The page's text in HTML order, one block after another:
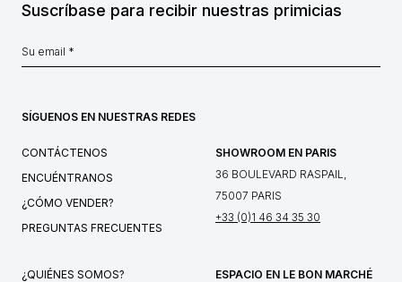
Suscríbase para recibir nuestras primicias
SÍGUENOS EN NUESTRAS REDES
CONTÁCTENOS
ENCUÉNTRANOS
¿CÓMO VENDER?
PREGUNTAS FRECUENTES
SHOWROOM EN PARIS
36 BOULEVARD RASPAIL,
75007 PARIS
+33 (0)1 46 34 35 30
¿QUIÉNES SOMOS?
ESPACIO EN LE BON MARCHÉ